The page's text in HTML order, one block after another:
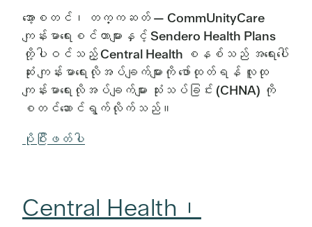
အော့စတင်၊ တက္ကဆတ် — CommUnityCare
ကျန်းမာရေးစင်တာများနှင့် Sendero Health Plans
တို့ပါဝင်သည့် Central Health စနစ်သည် အရေးပေါ်
ဆုံး ကျန်းမာရေးလိုအပ်ချက်များကို ဖော်ထုတ်ရန် လူထု
ကျန်းမာရေးလိုအပ်ချက်များ သုံးသပ်ခြင်း (CHNA) ကို
စတင်ဆောင်ရွက်လိုက်သည်။
ပိုပြီးဖတ်ပါ
Central Health၊